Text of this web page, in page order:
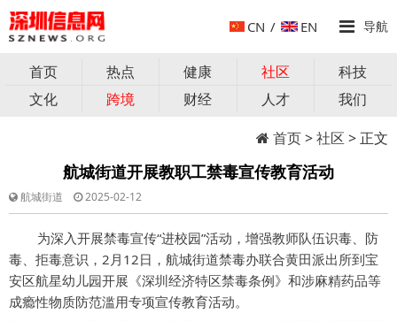
CN / EN 导航
首页 热点 健康 社区
科技
文化
跨境 财经 人才
我们
首页>社区 > 正文
航城街道开展教职工禁毒宣传教育活动
航城街道 2025-02-12
为深入开展禁毒宣传“进校园”活动，增强教师队伍识毒、防
毒、拒毒意识，2月12日，航城街道禁毒办联合黄田派出所到宝
安区航星幼儿园开展《深圳经济特区禁毒条例》和涉麻精药品等
成瘾性物质防范滥用专项宣传教育活动。